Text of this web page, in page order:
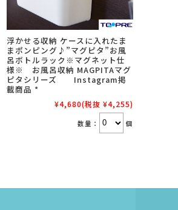
浮かせる収納 ケースに入れたま
まポンピング♪”マグピタ”お風
呂ボトルラック※マグネット仕
様※ お風呂収納 MAGPITAマグ
ピタシリーズ Instagram掲
載商品 *
¥4,680(税抜 ¥4,255)
数量： 個